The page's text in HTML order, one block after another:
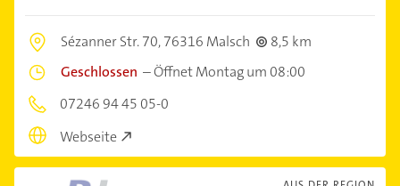
Sézanner Str. 70,76316 Malsch
8,5 km
Geschlossen –Öffnet Montag um 08:00
07246 94 45 05-0
Webseite